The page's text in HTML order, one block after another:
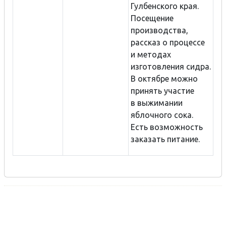
Гулбенского края.
Посещение
производства,
рассказ о процессе
и методах
изготовления сидра.
В октябре можно
принять участие
в выжимании
яблочного сока.
Есть возможность
заказать питание.